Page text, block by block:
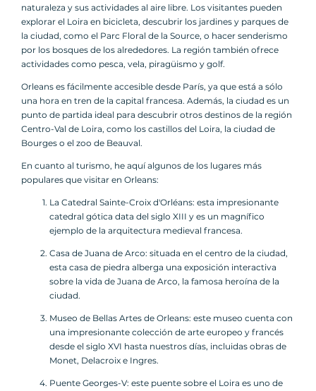
naturaleza y sus actividades al aire libre. Los visitantes pueden
explorar el Loira en bicicleta, descubrir los jardines y parques de
la ciudad, como el Parc Floral de la Source, o hacer senderismo
por los bosques de los alrededores. La región también ofrece
actividades como pesca, vela, piragüismo y golf.
Orleans es fácilmente accesible desde París, ya que está a sólo
una hora en tren de la capital francesa. Además, la ciudad es un
punto de partida ideal para descubrir otros destinos de la región
Centro-Val de Loira, como los castillos del Loira, la ciudad de
Bourges o el zoo de Beauval.
En cuanto al turismo, he aquí algunos de los lugares más
populares que visitar en Orleans:
La Catedral Sainte-Croix d'Orléans: esta impresionante
catedral gótica data del siglo XIII y es un magnífico
ejemplo de la arquitectura medieval francesa.
Casa de Juana de Arco: situada en el centro de la ciudad,
esta casa de piedra alberga una exposición interactiva
sobre la vida de Juana de Arco, la famosa heroína de la
ciudad.
Museo de Bellas Artes de Orleans: este museo cuenta con
una impresionante colección de arte europeo y francés
desde el siglo XVI hasta nuestros días, incluidas obras de
Monet, Delacroix e Ingres.
Puente Georges-V: este puente sobre el Loira es uno de